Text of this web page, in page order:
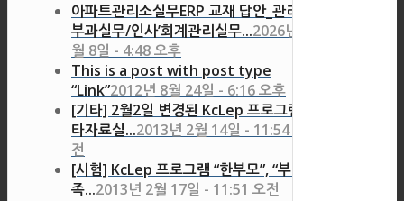
아파트관리소실무ERP 교재 답안_관리비
부과실무/인사’회계관리실무...2026년 7
월 8일 - 4:48 오후
This is a post with post type
“Link”2012년 8월 24일 - 6:16 오후
[기타] 2월2일 변경된 KcLep 프로그램 기
타자료실...2013년 2월 14일 - 11:54 오
전
[시험] KcLep 프로그램 “한부모”, “부양가
족...2013년 2월 17일 - 11:51 오전